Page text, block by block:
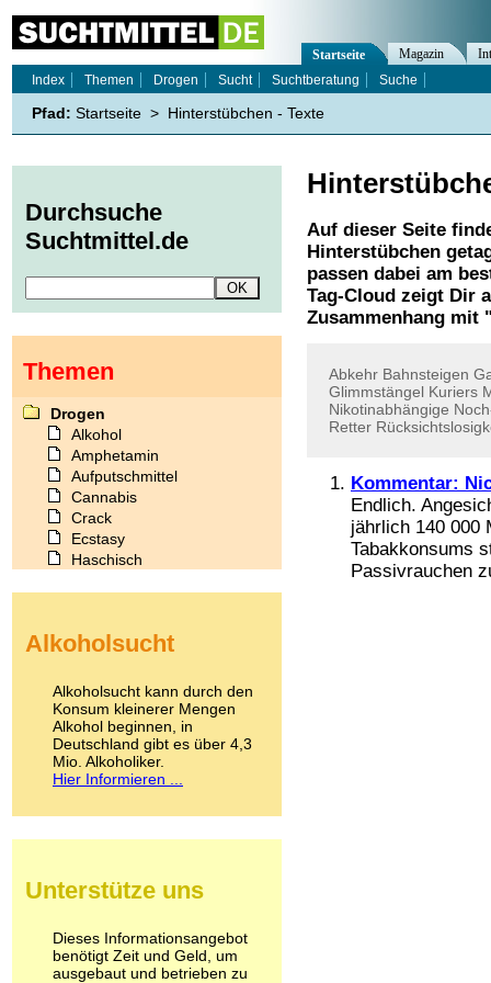
Auf dieser Seite
Hinterstübchen
passen dabei am
Tag-Cloud zeigt Dir
Zusammenhang mit
Abkehr Bahnsteigen
Glimmstängel Kuriers
Nikotinabhängige
Retter
Kommentar:
Endlich.
jährlich 140 000
Tabakkonsums
Passivrauchen
Startseite Magazin
Index
Themen Drogen Sucht Suchtberatung Suche
Pfad: Startseite > Hinterstübchen - Texte
Durchsuche
Suchtmittel.de
Themen
Drogen
Alkohol
Amphetamin
Aufputschmittel
Cannabis
Crack
Ecstasy
Haschisch
Kokain
LSD
Marihuana
Medikamente
Meskalin
Metamphetamin
Methadon
Pilze
Psychopharmaka
Schlafmittel
Schmerzmittel
Alkoholsucht
Alkoholsucht kann durch den
Konsum kleinerer Mengen
Alkohol beginnen, in
Deutschland gibt es über 4,3
Mio. Alkoholiker.
Hier Informieren ...
Unterstütze uns
Dieses Informationsangebot
benötigt Zeit und Geld, um
ausgebaut und betrieben zu